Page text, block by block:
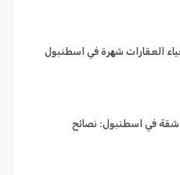
العقارات شهرة في اسطنبول
شقة في اسطنبول: نصائح